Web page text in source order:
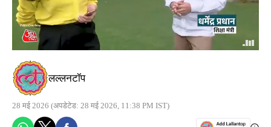
लल्लनटॉप
28 मई 2026 (अपडेटेड: 28 मई 2026, 11:38 PM IST)